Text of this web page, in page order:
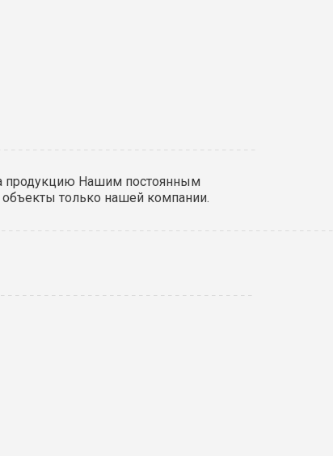
продукцию Нашим постоянным
только нашей компании.